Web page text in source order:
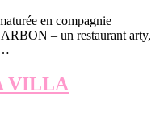
en compagnie
– un restaurant arty,
VILLA